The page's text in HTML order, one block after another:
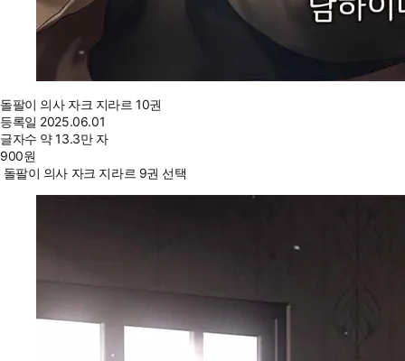
돌팔이 의사 자크 지라르 10권
등록일 2025.06.01
글자수 약 13.3만 자
900원
돌팔이 의사 자크 지라르 9권 선택